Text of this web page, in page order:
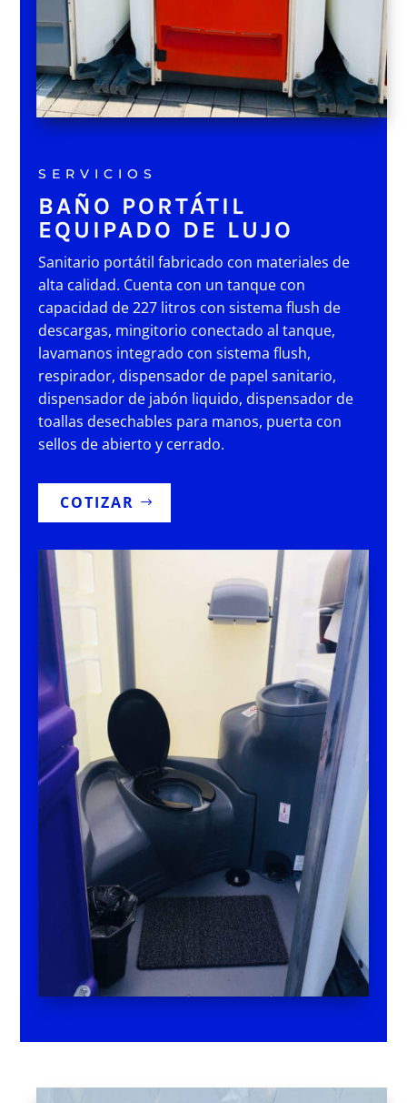
SERVICIOS
BAÑO PORTÁTIL
EQUIPADO DE LUJO
Sanitario portátil fabricado con materiales de
alta calidad. Cuenta con un tanque con
capacidad de 227 litros con sistema flush de
descargas, mingitorio conectado al tanque,
lavamanos integrado con sistema flush,
respirador, dispensador de papel sanitario,
dispensador de jabón liquido, dispensador de
toallas desechables para manos, puerta con
sellos de abierto y cerrado.
COTIZAR